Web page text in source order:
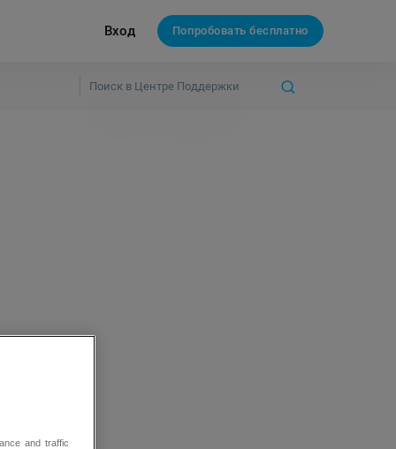
Вход Попробовать бесплатно
and traffic